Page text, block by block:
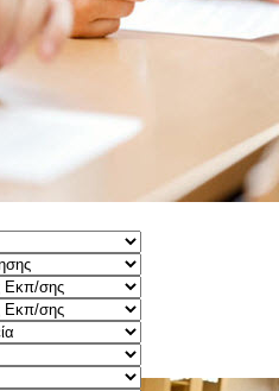
2026 για τα
Γ΄ τάξης
2026 για τα